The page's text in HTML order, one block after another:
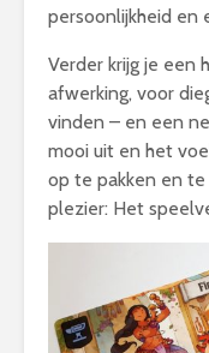
persoonlijkheid en
Verder krijg je een
afwerking, voor
vinden – en een
mooi uit en het
op te pakken en
plezier: Het